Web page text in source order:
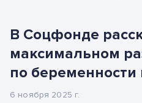
В Соцфонде
максимальном
по беременности
6 ноября 2025 г.